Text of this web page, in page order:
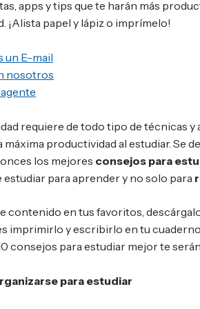
apps y tips que te harán más
¡Alista papel y lápiz o imprímelo!
un E-mail
nosotros
requiere de todo tipo de técnicas y
máxima productividad al estudiar. Se
los mejores consejos para
para aprender y no solo para
contenido en tus favoritos,
imprimirlo y escribirlo en tu
consejos para estudiar mejor te
para estudiar